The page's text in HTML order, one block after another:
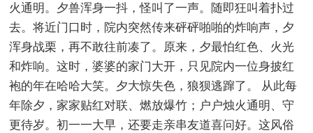
火通明。夕兽浑身一抖，怪叫了一声。随即狂叫着扑过
去。将近门口时，院内突然传来砰砰啪啪的炸响声，夕
浑身战栗，再不敢往前凑了。原来，夕最怕红色、火光
和炸响。这时，婆婆的家门大开，只见院内一位身披红
袍的年在哈哈大笑。夕大惊失色，狼狈逃蹿了。 从此每
年除夕，家家贴红对联、燃放爆竹；户户烛火通明、守
更待岁。初一一大早，还要走亲串友道喜问好。这风俗